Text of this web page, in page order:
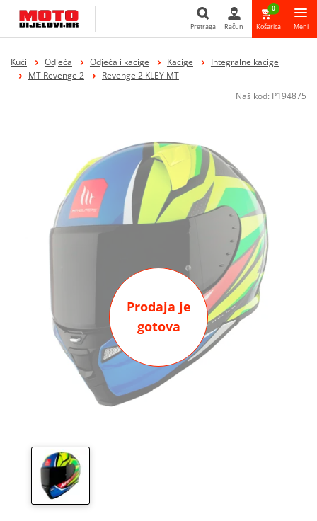
Pretraga
Pretraga Račun
0
Košarica Meni
Kući Odjeća Odjeća i kacige Kacige
Integralne kacige
MT Revenge 2
Revenge 2 KLEY MT
Naš kod: P194875
Prodaja je
gotova